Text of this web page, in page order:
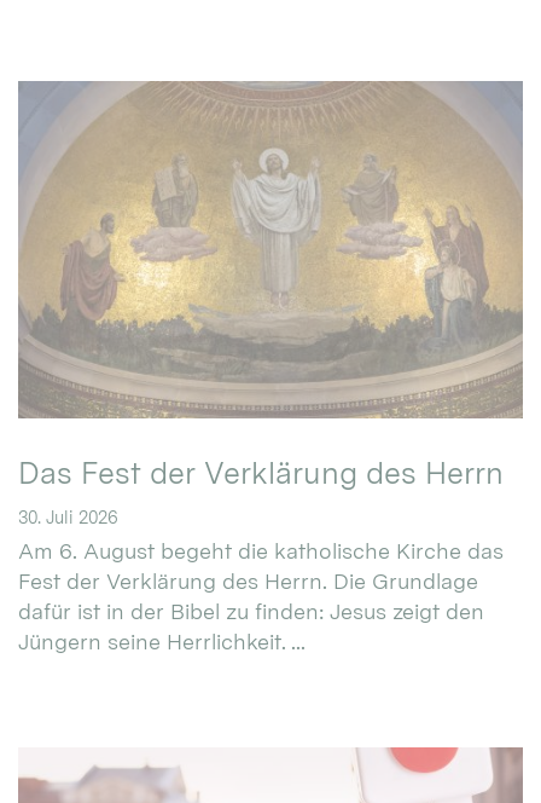
Das Fest der Verklärung des Herrn
30. Juli 2026
Am 6. August begeht die katholische Kirche das
Fest der Verklärung des Herrn. Die Grundlage
dafür ist in der Bibel zu finden: Jesus zeigt den
Jüngern seine Herrlichkeit. ...